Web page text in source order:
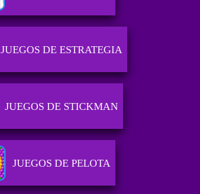
JUEGOS DE ESTRATEGIA
JUEGOS DE STICKMAN
JUEGOS DE PELOTA